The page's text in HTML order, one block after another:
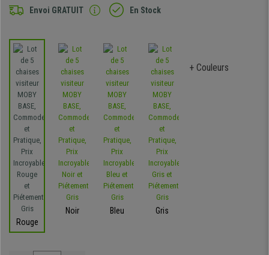
Envoi GRATUIT En Stock
Rouge
Noir Bleu Gris
+ Couleurs